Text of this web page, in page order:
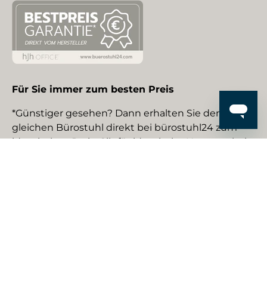
Für Sie immer zum besten Preis
*Günstiger gesehen? Dann erhalten Sie den
gleichen Bürostuhl direkt bei bürostuhl24 zum
identischen Preis. Gilt für identische Neuware bei